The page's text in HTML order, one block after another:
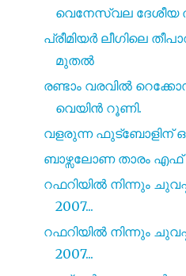
വെനേസ്വല ദേശീയ
പ്രീമിയർ ലീഗിലെ
മുതൽ
രണ്ടാം വരവിൽ
വെയിൻ റൂണി.
വളരുന്ന ഫുട്ബോളിന്
ബാഴ്സലോണ താരം
റഫറിയിൽ നിന്നും
2007...
റഫറിയിൽ നിന്നും
2007...